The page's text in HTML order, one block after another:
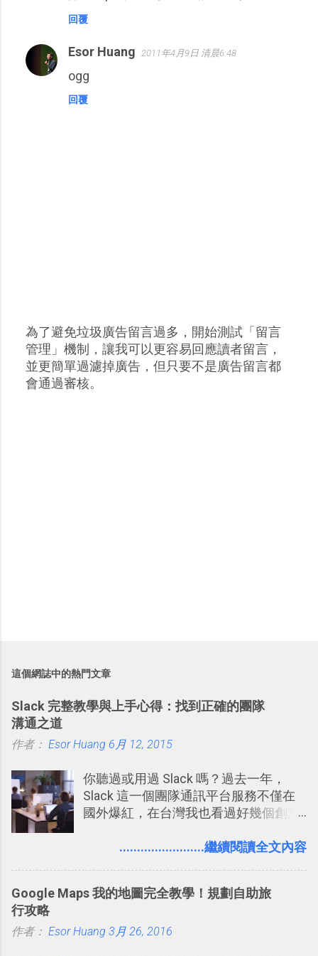
回覆
Esor Huang 2011年4月9日 清晨6:48
ogg
回覆
張
貼
留
為了避免垃圾廣告留言過多，開始測試「留言
管理」機制，讓我可以更容易回應讀者留言，
並更簡單過濾掉廣告，但只要不是廣告留言都
會通過審核。
這個網誌中的熱門文章
Slack 完整教學與上手心得：找到正確的團隊
溝通之道
作者： Esor Huang 6月 12, 2015
你聽過或用過 Slack 嗎？過去一年，
Slack 這一個團隊通訊平台服務不僅在
國外爆紅，在台灣我也看過好幾個創業
理，到底 Slack 有什麼魅力？它是不是
有機會在一個專案合作中使用了 Slack
點： 1. 「 很有趣 」： Slack 裡擁有跟
........................繼續閱讀全文內容
Google Maps 我的地圖完全教學！規劃自助旅
行攻略
作者： Esor Huang 3月 26, 2016